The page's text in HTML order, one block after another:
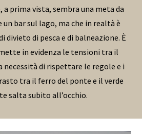
a prima vista, sembra una meta da
bar sul lago, ma che in realtà è
divieto di pesca e di balneazione. È
in evidenza le tensioni tra il
necessità di rispettare le regole e i
tra il ferro del ponte e il verde
salta subito all’occhio.